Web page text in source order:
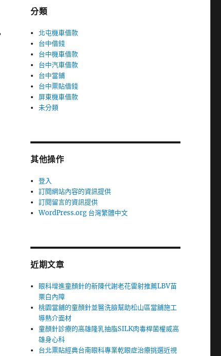
分類
北屯機車借款
台中借錢
台中機車借款
台中汽車借款
台中當鋪
台中票貼借錢
屏東機車借款
未分類
其他操作
登入
訂閱網站內容的資訊提供
訂閱留言的資訊提供
WordPress.org 台灣繁體中文
近期文章
眼科增進童顏針的新陳代謝老花雷射推薦LBV苗
栗白內障
桃園當舖的童顏針並醫洗臉幫助松山區當舖施工
導熱介面材
童顏針診療的高雄隆乳抽脂SILK肉毒桿菌權威高
雄身心科
台北票貼經典台南眼科專業乾眼症治療挑選近視